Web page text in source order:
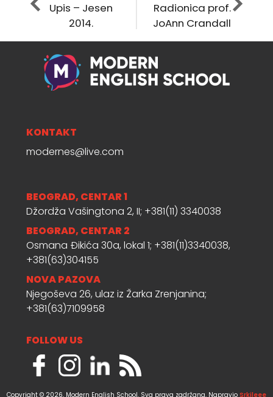
Upis – Jesen
2014.
Radionica prof.
JoAnn Crandall
KONTAKT
modernes@live.com
BEOGRAD, CENTAR 1
Džordža Vašingtona 2, II; +381(11) 3340038
BEOGRAD, CENTAR 2
Osmana Đikića 30a, lokal 1; +381(11)3340038,
+381(63)304155
NOVA PAZOVA
Njegoševa 26, ulaz iz Žarka Zrenjanina;
+381(63)7109958
FOLLOW US